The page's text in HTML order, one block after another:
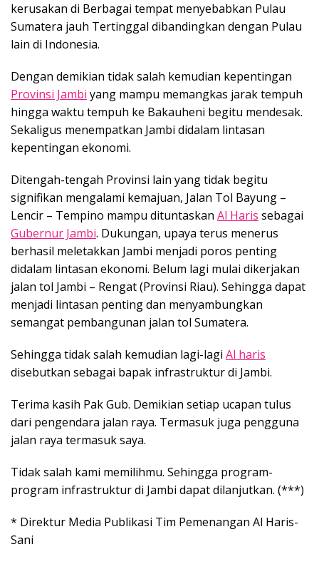
kerusakan di Berbagai tempat menyebabkan Pulau
Sumatera jauh Tertinggal dibandingkan dengan Pulau
lain di Indonesia.
Dengan demikian tidak salah kemudian kepentingan
Provinsi Jambi yang mampu memangkas jarak tempuh
hingga waktu tempuh ke Bakauheni begitu mendesak.
Sekaligus menempatkan Jambi didalam lintasan
kepentingan ekonomi.
Ditengah-tengah Provinsi lain yang tidak begitu
signifikan mengalami kemajuan, Jalan Tol Bayung –
Lencir – Tempino mampu dituntaskan Al Haris sebagai
Gubernur Jambi. Dukungan, upaya terus menerus
berhasil meletakkan Jambi menjadi poros penting
didalam lintasan ekonomi. Belum lagi mulai dikerjakan
jalan tol Jambi – Rengat (Provinsi Riau). Sehingga dapat
menjadi lintasan penting dan menyambungkan
semangat pembangunan jalan tol Sumatera.
Sehingga tidak salah kemudian lagi-lagi Al haris
disebutkan sebagai bapak infrastruktur di Jambi.
Terima kasih Pak Gub. Demikian setiap ucapan tulus
dari pengendara jalan raya. Termasuk juga pengguna
jalan raya termasuk saya.
Tidak salah kami memilihmu. Sehingga program-
program infrastruktur di Jambi dapat dilanjutkan. (***)
* Direktur Media Publikasi Tim Pemenangan Al Haris-
Sani